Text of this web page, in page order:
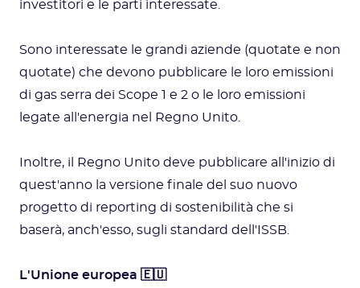
investitori e le parti interessate.
Sono interessate le grandi aziende (quotate e non
quotate) che devono pubblicare le loro emissioni
di gas serra dei Scope 1 e 2 o le loro emissioni
legate all'energia nel Regno Unito.
Inoltre, il Regno Unito deve pubblicare all'inizio di
quest'anno la versione finale del suo nuovo
progetto di reporting di sostenibilità che si
baserà, anch'esso, sugli standard dell'ISSB.
L'Unione europea 🇪🇺